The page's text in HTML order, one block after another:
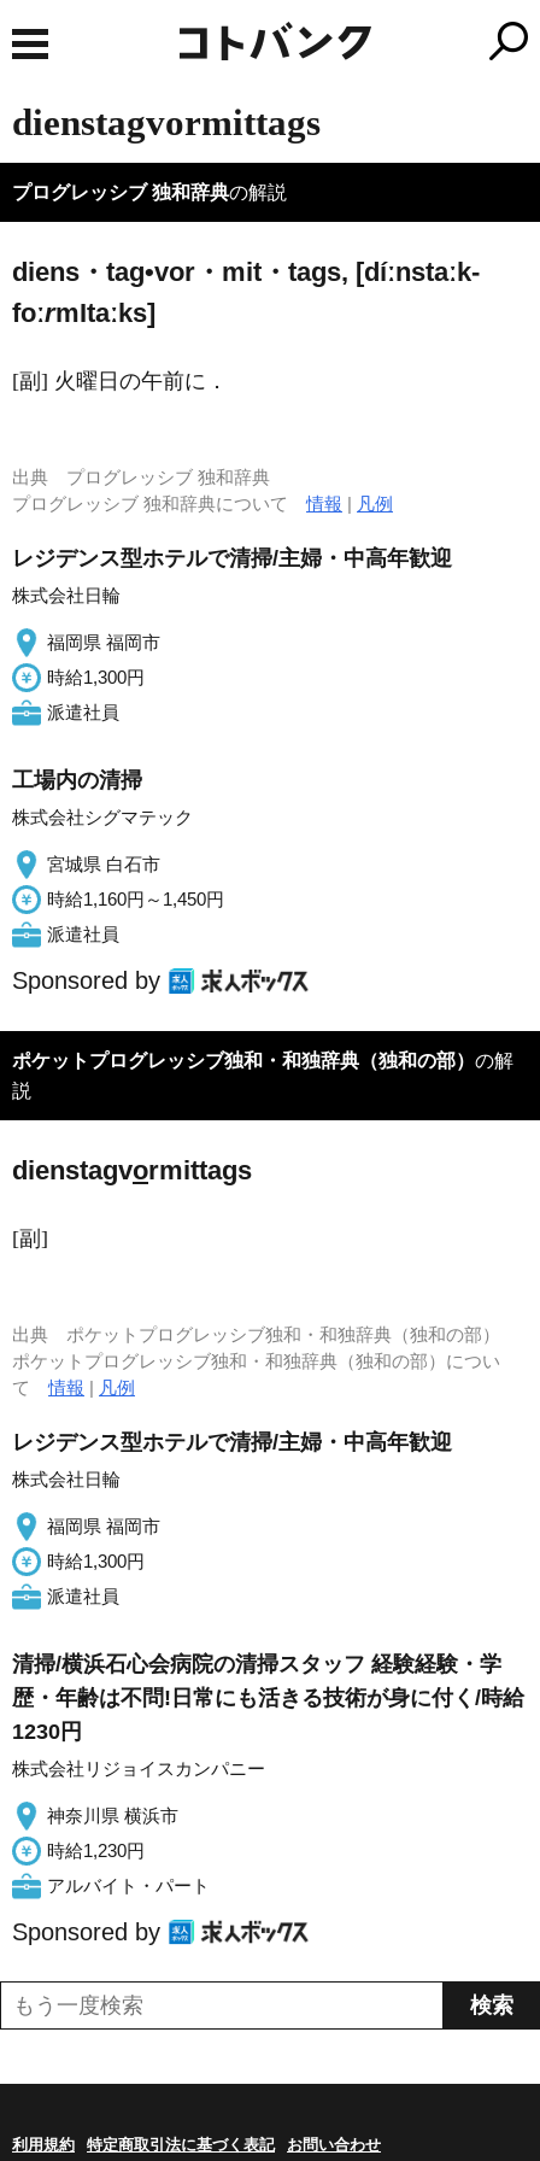
dienstagvormittags
プログレッシブ 独和辞典の解説
diens・tag•vor・mit・tags, [díːnstaːk-
foːrmItaːks]
[副] 火曜日の午前に．
出典 プログレッシブ 独和辞典
プログレッシブ 独和辞典について情報 | 凡例
レジデンス型ホテルで清掃/主婦・中高年歓迎
株式会社日輪
福岡県 福岡市
時給1,300円
派遣社員
工場内の清掃
株式会社シグマテック
宮城県 白石市
時給1,160円～1,450円
派遣社員
Sponsored by
ポケットプログレッシブ独和・和独辞典（独和の部） の解
説
dienstagvormittags
[副]
出典 ポケットプログレッシブ独和・和独辞典（独和の部）
ポケットプログレッシブ独和・和独辞典（独和の部）につい
て情報 | 凡例
レジデンス型ホテルで清掃/主婦・中高年歓迎
株式会社日輪
福岡県 福岡市
時給1,300円
派遣社員
清掃/横浜石心会病院の清掃スタッフ 経験経験・学
歴・年齢は不問!日常にも活きる技術が身に付く/時給
1230円
株式会社リジョイスカンパニー
神奈川県 横浜市
時給1,230円
アルバイト・パート
Sponsored by
利用規約 特定商取引法に基づく表記 お問い合わせ